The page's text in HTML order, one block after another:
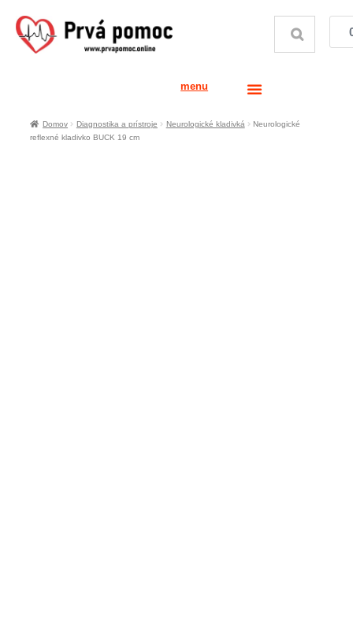
menu
Domov Diagnostika a prístroje Neurologické kladivká
Neurologické
reflexné kladivko BUCK 19 cm